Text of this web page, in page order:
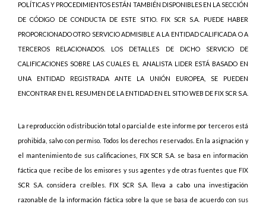
POLÍTICAS Y PROCEDIMIENTOS ESTÁN TAMBIÉN DISPONIBLES EN LA SECCIÓN
DE CÓDIGO DE CONDUCTA DE ESTE SITIO. FIX SCR S.A. PUEDE HABER
PROPORCIONADO OTRO SERVICIO ADMISIBLE A LA ENTIDAD CALIFICADA O A
TERCEROS RELACIONADOS. LOS DETALLES DE DICHO SERVICIO DE
CALIFICACIONES SOBRE LAS CUALES EL ANALISTA LIDER ESTÁ BASADO EN
UNA ENTIDAD REGISTRADA ANTE LA UNIÓN EUROPEA, SE PUEDEN
ENCONTRAR EN EL RESUMEN DE LA ENTIDAD EN EL SITIO WEB DE FIX SCR S.A.
La reproducción o distribución total o parcial de este informe por terceros está
prohibida, salvo con permiso. Todos los derechos reservados. En la asignación y
el mantenimiento de sus calificaciones, FIX SCR S.A. se basa en información
fáctica que recibe de los emisores y sus agentes y de otras fuentes que FIX
SCR S.A. considera creíbles. FIX SCR S.A. lleva a cabo una investigación
razonable de la información fáctica sobre la que se basa de acuerdo con sus